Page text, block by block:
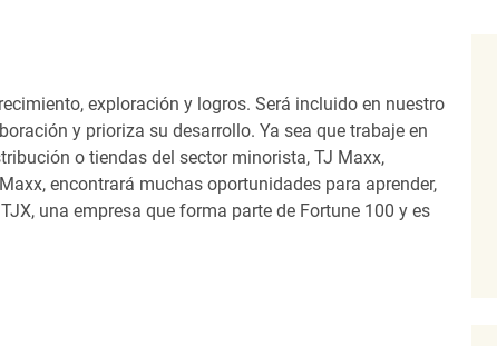
exploración y logros. Será incluido en nuestro
y prioriza su desarrollo. Ya sea que trabaje en
o tiendas del sector minorista, TJ Maxx,
encontrará muchas oportunidades para aprender,
una empresa que forma parte de Fortune 100 y es